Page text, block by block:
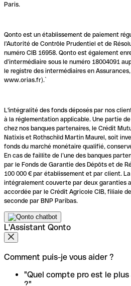
Paris.
Qonto est un établissement de paiement
l'Autorité de Contrôle Prudentiel et de
numéro CIB 16958. Qonto est également
d’intermédiaire sous le numéro 18004091
le registre des intermédiaires en
www.orias.fr).`
L'intégralité des fonds déposés par nos
à la réglementation applicable. Une partie
chez nos banques partenaires, le Crédit
Natixis et Rothschild Martin Maurel, soit
fonds du marché monétaire qualifié,
En cas de faillite de l’une des banques
par le Fonds de Garantie des Dépôts et de
100 000 € par établissement et par client.
intégralement couverte par deux garanties
accordée par le Crédit Agricole CIB, filiale
seconde par BNP Paribas.
L'Assistant Qonto
Comment puis-je vous aider ?
"Quel compte pro est le